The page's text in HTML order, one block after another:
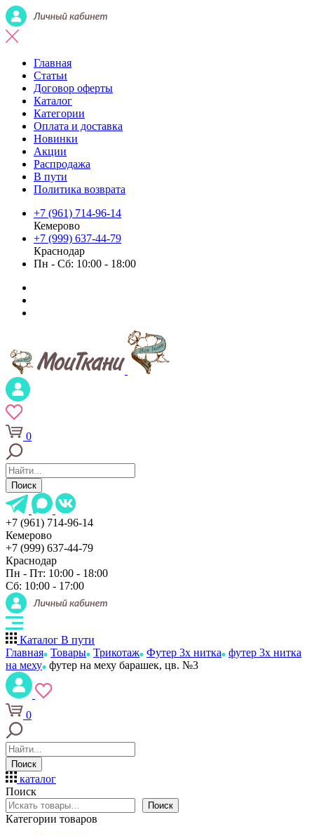
Главная
Статьи
Договор оферты
Каталог
Категории
Оплата и доставка
Новинки
Акции
Распродажа
В пути
Политика возврата
+7 (961) 714-96-14
Кемерово
+7 (999) 637-44-79
Краснодар
Пн - Сб: 10:00 - 18:00
0
Поиск
+7 (961) 714-96-14
Кемерово
+7 (999) 637-44-79
Краснодар
Пн - Пт: 10:00 - 18:00
Сб: 10:00 - 17:00
Каталог В пути
Главная Товары Трикотаж Футер 3х нитка
футер 3х нитка
на меху футер на меху барашек, цв. №3
0
Поиск
каталог
Поиск
Поиск
Категории товаров